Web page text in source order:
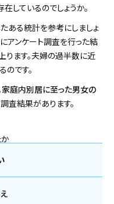
しているのでしょうか。
ある統計を参考にしましょ
アンケート調査を行った結
ります。夫婦の過半数に近
です。
家庭内別居に至った男女の
調査結果があります。